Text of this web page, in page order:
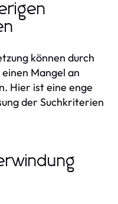
können durch
Mangel an
Hier ist eine enge
der Suchkriterien